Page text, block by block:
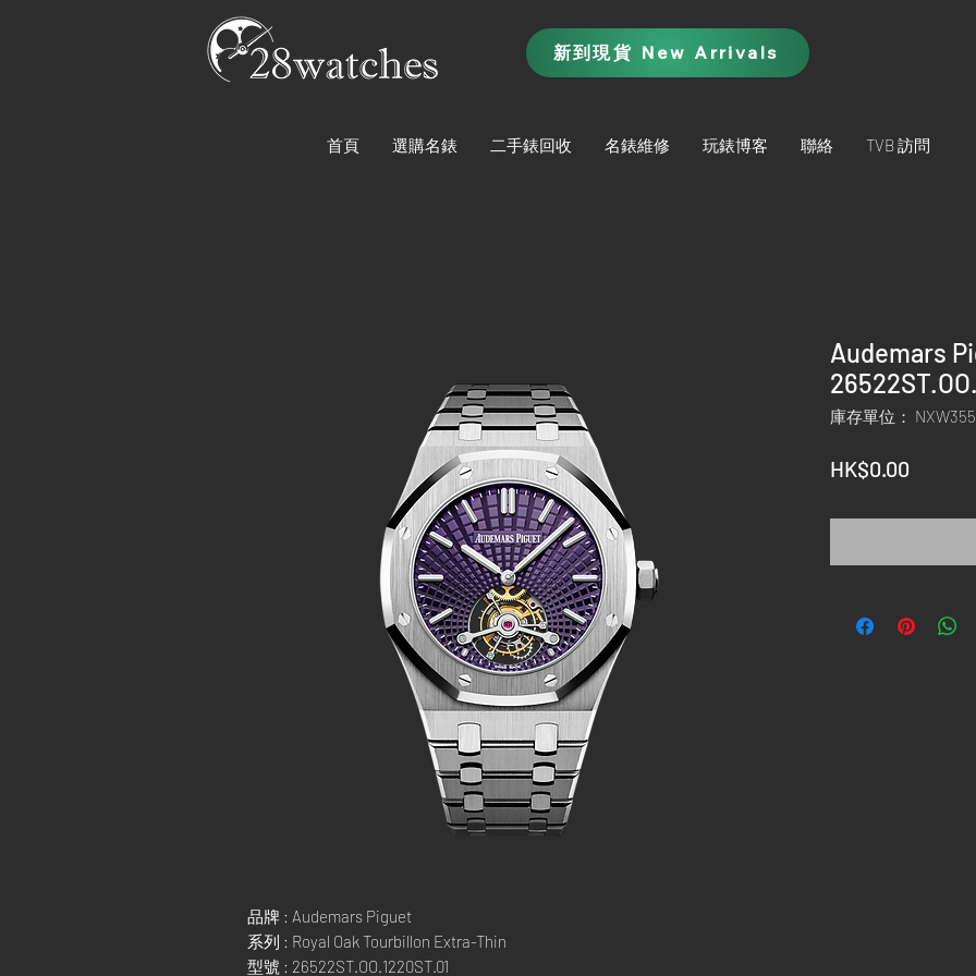
新到現貨 New Arrivals
首頁 選購名錶 二手錶回收 名錶維修 玩錶博客 聯絡 TVB 訪問
品牌 : Audemars Piguet
系列 : Royal Oak Tourbillon Extra-Thin
型號 : 26522ST.OO.1220ST.01
Audemars
庫存單位： NXW355
HK$0.00